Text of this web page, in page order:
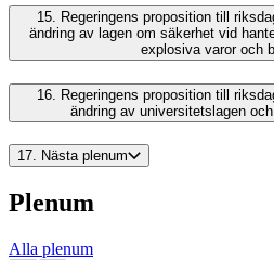
15.
Regeringens proposition till
ändring av lagen om säkerhet vid
explosiva varor och
16. Regeringens proposition till
ändring av universitetslagen
17. Nästa plenum
Plenum
Alla plenum